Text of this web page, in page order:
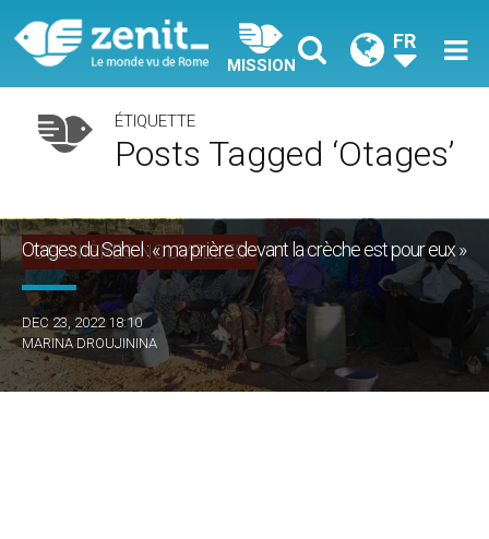
MISSION
FR
ÉTIQUETTE
Posts Tagged ‘otages’
DERNIÈRES NOUVELLES
Otages du Sahel : « ma prière devant la crèche est pour eux »
DEC 23, 2022 18:10
MARINA DROUJININA